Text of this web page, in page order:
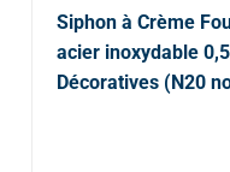
Siphon à Crème
acier inoxydable
Décoratives (N20